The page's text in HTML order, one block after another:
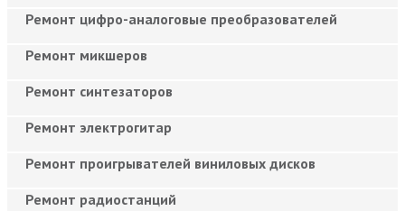
Ремонт цифро-аналоговые преобразователей
Ремонт микшеров
Ремонт синтезаторов
Ремонт электрогитар
Ремонт проигрывателей виниловых дисков
Ремонт радиостанций